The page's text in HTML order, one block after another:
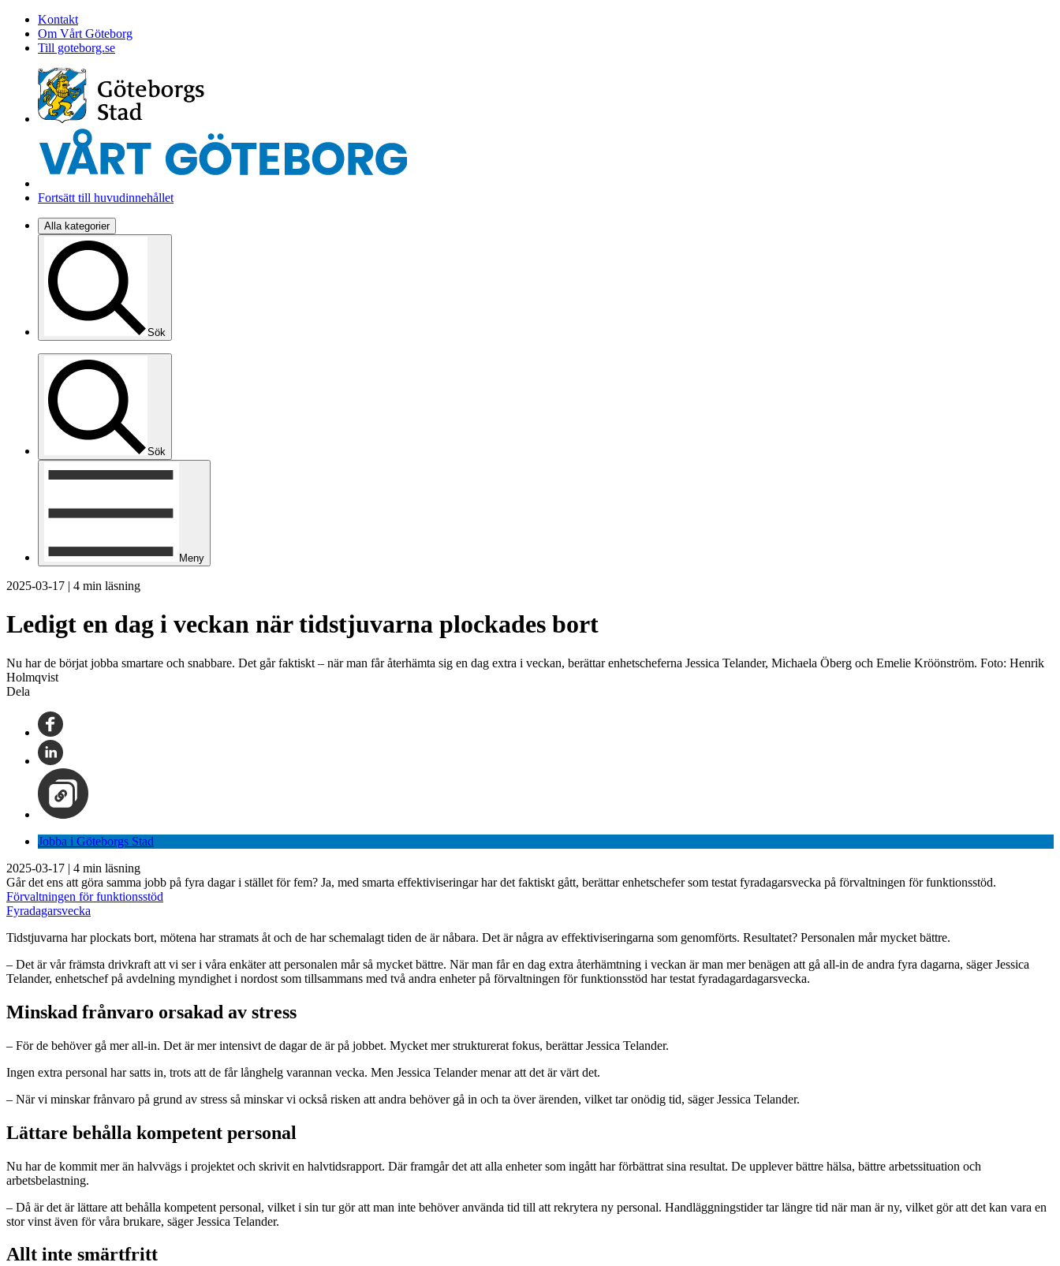
Kontakt
Om Vårt Göteborg
Till goteborg.se
Fortsätt till huvudinnehållet
Alla kategorier
Sök
Sök
Meny
2025-03-17 | 4 min läsning
Ledigt en dag i veckan när tidstjuvarna plockades bort
Nu har de börjat jobba smartare och snabbare. Det går faktiskt – när man får återhämta sig en dag extra i veckan, berättar enhetscheferna Jessica Telander, Michaela Öberg och Emelie Kröönström. Foto: Henrik
Holmqvist
Dela
Jobba i Göteborgs Stad
2025-03-17 | 4 min läsning
Går det ens att göra samma jobb på fyra dagar i stället för fem? Ja, med smarta effektiviseringar har det faktiskt gått, berättar enhetschefer som testat fyradagarsvecka på förvaltningen för funktionsstöd.
Förvaltningen för funktionsstöd
Fyradagarsvecka
Tidstjuvarna har plockats bort, mötena har stramats åt och de har schemalagt tiden de är nåbara. Det är några av effektiviseringarna som genomförts. Resultatet? Personalen mår mycket bättre.
– Det är vår främsta drivkraft att vi ser i våra enkäter att personalen mår så mycket bättre. När man får en dag extra återhämtning i veckan är man mer benägen att gå all-in de andra fyra dagarna, säger Jessica
Telander, enhetschef på avdelning myndighet i nordost som tillsammans med två andra enheter på förvaltningen för funktionsstöd har testat fyradagardagarsvecka.
Minskad frånvaro orsakad av stress
– För de behöver gå mer all-in. Det är mer intensivt de dagar de är på jobbet. Mycket mer strukturerat fokus, berättar Jessica Telander.
Ingen extra personal har satts in, trots att de får långhelg varannan vecka. Men Jessica Telander menar att det är värt det.
– När vi minskar frånvaro på grund av stress så minskar vi också risken att andra behöver gå in och ta över ärenden, vilket tar onödig tid, säger Jessica Telander.
Lättare behålla kompetent personal
Nu har de kommit mer än halvvägs i projektet och skrivit en halvtidsrapport. Där framgår det att alla enheter som ingått har förbättrat sina resultat. De upplever bättre hälsa, bättre arbetssituation och
arbetsbelastning.
– Då är det är lättare att behålla kompetent personal, vilket i sin tur gör att man inte behöver använda tid till att rekrytera ny personal. Handläggningstider tar längre tid när man är ny, vilket gör att det kan vara en
stor vinst även för våra brukare, säger Jessica Telander.
Allt inte smärtfritt